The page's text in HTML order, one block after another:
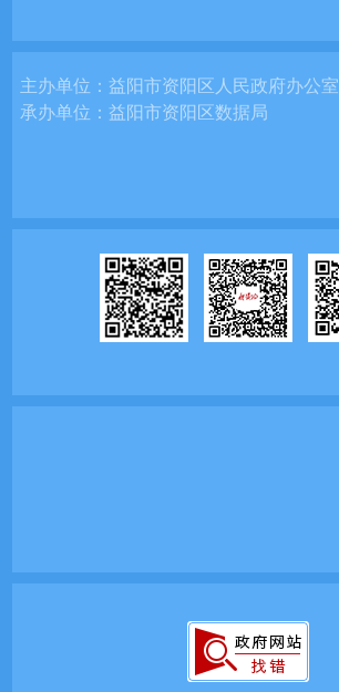
主办单位：益阳市资阳区人民政府办公室
承办单位：益阳市资阳区数据局